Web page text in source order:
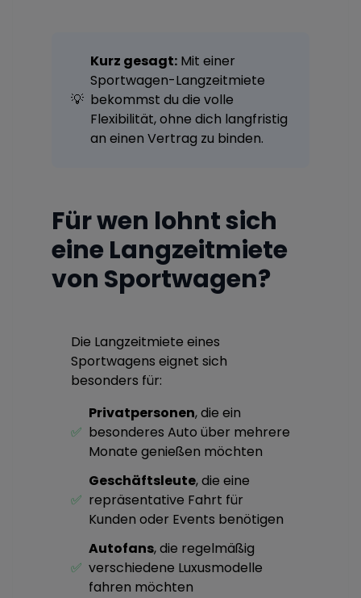
💡
Kurz gesagt: Mit einer
Sportwagen-Langzeitmiete
bekommst du die volle
Flexibilität, ohne dich langfristig
an einen Vertrag zu binden.
Für wen lohnt sich
eine Langzeitmiete
von Sportwagen?
Die Langzeitmiete eines
Sportwagens eignet sich
besonders für:
✅
Privatpersonen, die ein
besonderes Auto über mehrere
Monate genießen möchten
✅
Geschäftsleute, die eine
repräsentative Fahrt für
Kunden oder Events benötigen
✅
Autofans, die regelmäßig
verschiedene Luxusmodelle
fahren möchten